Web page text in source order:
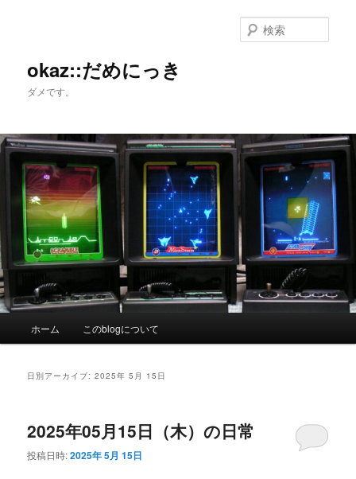
へ
移
移
動
okaz::だめにっき
ダメです。
索
ホーム このblogについて
日別アーカイブ:2025年 5月 15日
2025年05月15日（木）の日常
投稿日時:2025年 5月 15日